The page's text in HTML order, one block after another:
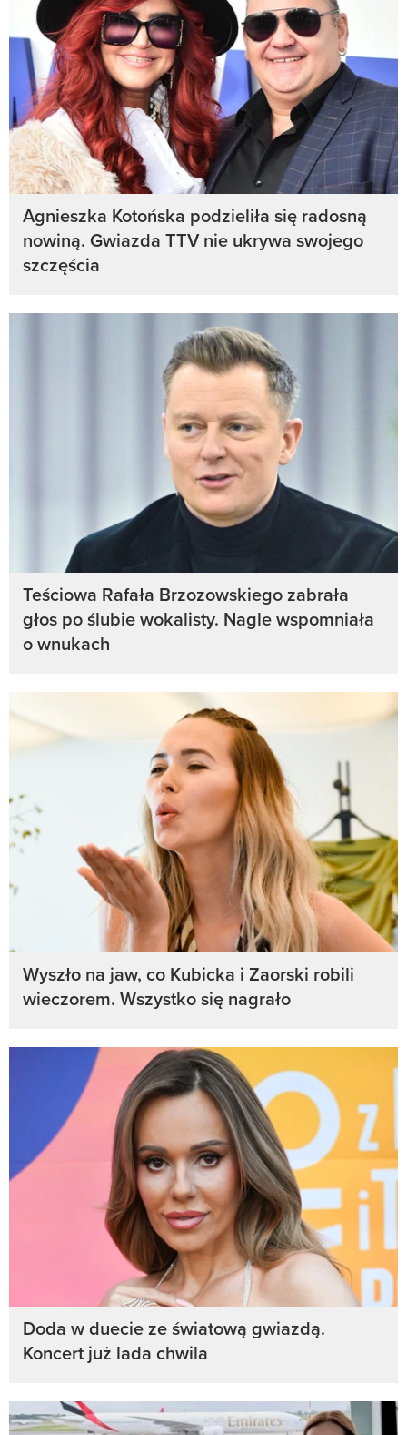
Agnieszka Kotońska podzieliła się radosną
nowiną. Gwiazda TTV nie ukrywa swojego
szczęścia
Teściowa Rafała Brzozowskiego zabrała
głos po ślubie wokalisty. Nagle wspomniała
o wnukach
Wyszło na jaw, co Kubicka i Zaorski robili
wieczorem. Wszystko się nagrało
Doda w duecie ze światową gwiazdą.
Koncert już lada chwila